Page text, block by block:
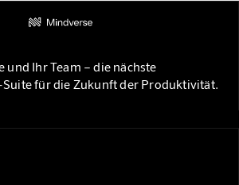
und Ihr Team – die nächste
für die Zukunft der Produktivität.